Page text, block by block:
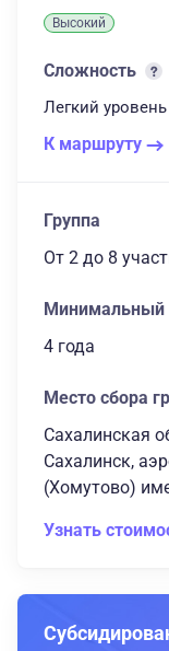
Высокий
Сложность
Легкий уровень
К маршруту
Группа
От 2 до 8
Минимальный
4 года
Место сбора
Сахалинская
Сахалинск,
(Хомутово)
Узнать